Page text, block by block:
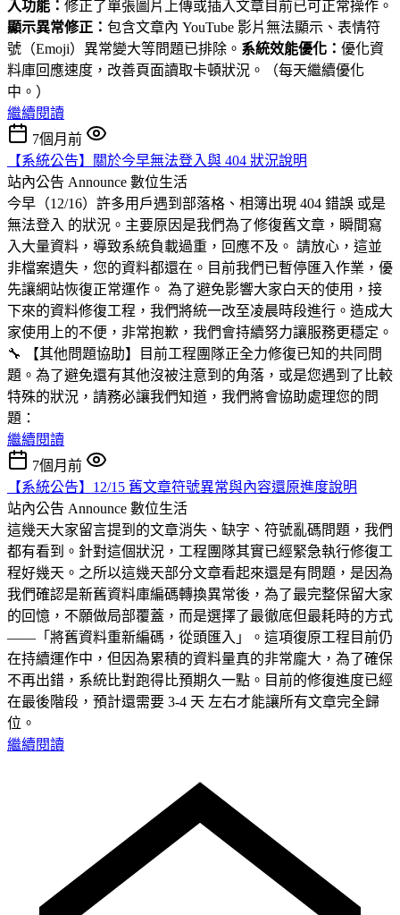
入功能： 修正了單張圖片上傳或插入文章目前已可正常操作。
顯示異常修正： 包含文章內 YouTube 影片無法顯示、表情符
號（Emoji）異常變大等問題已排除。 系統效能優化： 優化資
料庫回應速度，改善頁面讀取卡頓狀況。（每天繼續優化
中。）
繼續閱讀
7個月前
【系統公告】關於今早無法登入與 404 狀況說明
站內公告 Announce 數位生活
今早（12/16）許多用戶遇到部落格、相簿出現 404 錯誤 或是
無法登入 的狀況。主要原因是我們為了修復舊文章，瞬間寫
入大量資料，導致系統負載過重，回應不及。 請放心，這並
非檔案遺失，您的資料都還在。目前我們已暫停匯入作業，優
先讓網站恢復正常運作。 為了避免影響大家白天的使用，接
下來的資料修復工程，我們將統一改至凌晨時段進行。造成大
家使用上的不便，非常抱歉，我們會持續努力讓服務更穩定。
🔧 【其他問題協助】目前工程團隊正全力修復已知的共同問
題。為了避免還有其他沒被注意到的角落，或是您遇到了比較
特殊的狀況，請務必讓我們知道，我們將會協助處理您的問
題：
繼續閱讀
7個月前
【系統公告】12/15 舊文章符號異常與內容還原進度說明
站內公告 Announce 數位生活
這幾天大家留言提到的文章消失、缺字、符號亂碼問題，我們
都有看到。針對這個狀況，工程團隊其實已經緊急執行修復工
程好幾天。之所以這幾天部分文章看起來還是有問題，是因為
我們確認是新舊資料庫編碼轉換異常後，為了最完整保留大家
的回憶，不願做局部覆蓋，而是選擇了最徹底但最耗時的方式
——「將舊資料重新編碼，從頭匯入」。這項復原工程目前仍
在持續運作中，但因為累積的資料量真的非常龐大，為了確保
不再出錯，系統比對跑得比預期久一點。目前的修復進度已經
在最後階段，預計還需要 3-4 天 左右才能讓所有文章完全歸
位。
繼續閱讀